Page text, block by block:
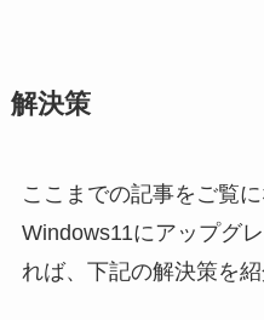
解決策
ここまでの記事をご覧に
Windows11にアップグ
れば、下記の解決策を紹